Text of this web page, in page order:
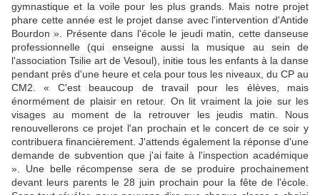
gymnastique et la voile pour les plus grands. Mais notre projet
phare cette année est le projet danse avec l'inter­vention d'Antide
Bourdon ». Présente dans l'école le jeudi matin, cette danseuse
profes­sionnelle (qui enseigne aussi la musique au sein de
l'association Tsilie art de Vesoul), initie tous les enfants à la danse
pendant près d'une heure et cela pour tous les niveaux, du CP au
CM2. « C'est beaucoup de travail pour les élèves, mais
énormément de plaisir en retour. On lit vraiment la joie sur les
visages au mo­ment de la retrouver les jeudis matin. Nous
renouvellerons ce projet l'an prochain et le concert de ce soir y
contribuera finan­cièrement. J'attends également la réponse d'une
demande de subvention que j'ai faite à l'ins­pection académique
». Une belle récompense sera de se produire prochainement
devant leurs parents le 28 juin prochain pour la fête de l'école.